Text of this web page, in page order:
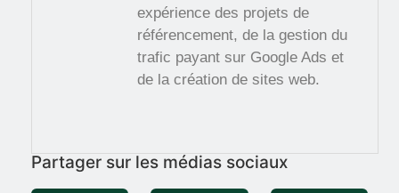
expérience des projets de
référencement, de la gestion du
trafic payant sur Google Ads et
de la création de sites web.
Partager sur les médias sociaux